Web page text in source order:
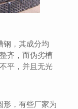
钢，其成分均
齐，而伪劣槽
平，并且无光
形，有些厂家为